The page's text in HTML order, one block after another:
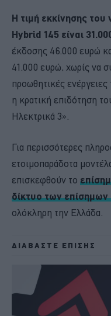
Η τιμή εκκίνησης
Hybrid 145 είναι
έκδοσης 46.000 ευρώ
41.000 ευρώ, χωρίς να
προωθητικές
η κρατική επιδότηση
Ηλεκτρικά 3».
Για περισσότερες
ετοιμοπαράδοτα
επισκεφθούν το
δίκτυο των
ολόκληρη την Ελλάδα.
ΔΙΑΒΑΣΤΕ ΕΠΙΣΗΣ